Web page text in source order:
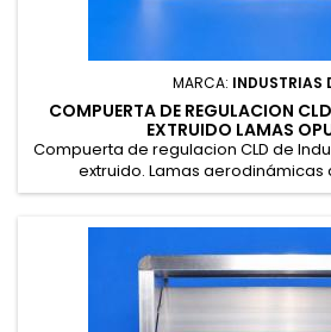
MARCA: INDUSTRIAS
COMPUERTA DE REGULACION
EXTRUIDO LAMAS
Compuerta de regulacion CLD de
extruido. Lamas aerodinámicas
Accionamiento por palanca manual